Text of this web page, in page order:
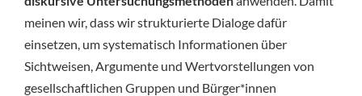
meinen wir, dass wir strukturierte Dialoge dafür
einsetzen, um systematisch Informationen über
Sichtweisen, Argumente und Wertvorstellungen von
gesellschaftlichen Gruppen und Bürger*innen